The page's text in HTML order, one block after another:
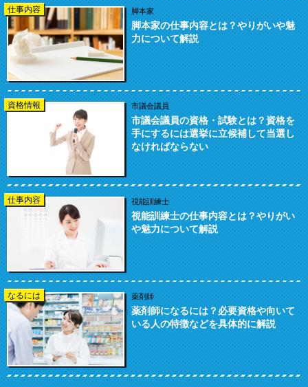
仕事内容 脚本家
脚本家の仕事内容とは？やりがいや魅
力について解説
資格情報 市議会議員
市議会議員の資格・試験とは？資格を
手にするには選挙に立候補して当選し
なければならない
仕事内容 視能訓練士
視能訓練士の仕事内容とは？やりがい
や魅力について解説
なるには 薬剤師
薬剤師になるには？必要資格や向いて
いる人の特徴などを具体的に解説